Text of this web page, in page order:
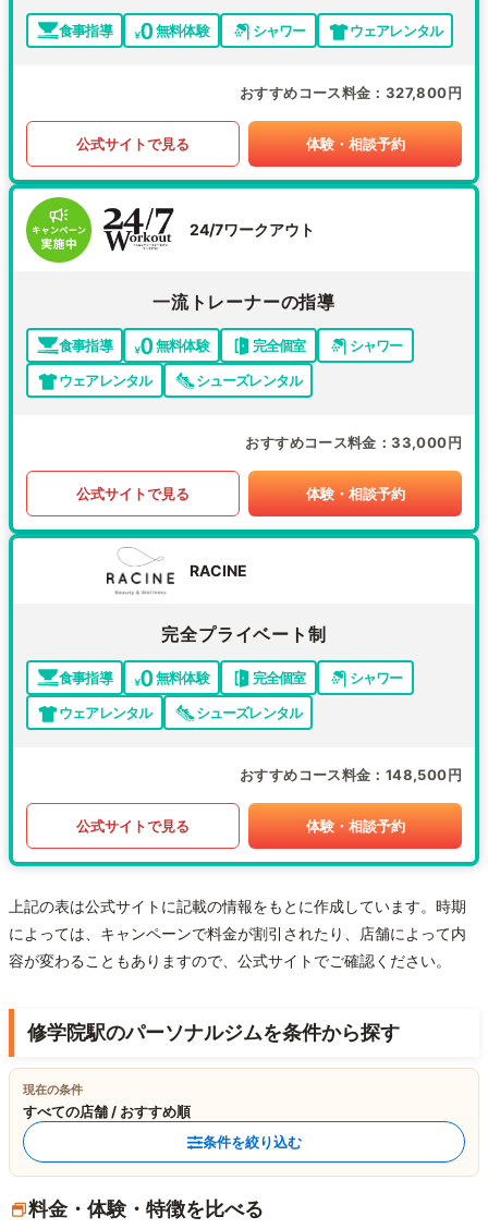
食事指導 無料体験 シャワー ウェアレンタル
おすすめコース料金 327,800円
公式サイトで見る 体験・相談予約
24/7ワークアウト
一流トレーナーの指導
食事指導 無料体験 完全個室
シャワー
ウェアレンタル
シューズレンタル
おすすめコース料金 33,000円
公式サイトで見る 体験・相談予約
RACINE
完全プライベート制
食事指導 無料体験 完全個室
シャワー
ウェアレンタル
シューズレンタル
おすすめコース料金 148,500円
公式サイトで見る 体験・相談予約
上記の表は公式サイトに記載の情報をもとに作成しています。時期
によっては、キャンペーンで料金が割引されたり、店舗によって内
容が変わることもありますので、公式サイトでご確認ください。
修学院駅のパーソナルジムを条件から探す
現在の条件
すべての店舗 / おすすめ順
条件を絞り込む
料金・体験・特徴を比べる